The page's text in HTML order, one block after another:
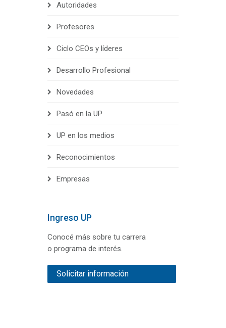
Autoridades
Profesores
Ciclo CEOs y líderes
Desarrollo Profesional
Novedades
Pasó en la UP
UP en los medios
Reconocimientos
Empresas
Ingreso UP
Conocé más sobre tu carrera
o programa de interés.
Solicitar información